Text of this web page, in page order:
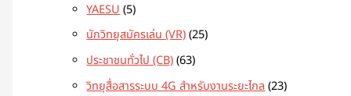
YAESU 5
นักวิทยุสมัครเล่น (VR) 25
ประชาชนทั่วไป (CB) 63
วิทยุสื่อสารระบบ 4G สำหรับงานระยะไกล 23